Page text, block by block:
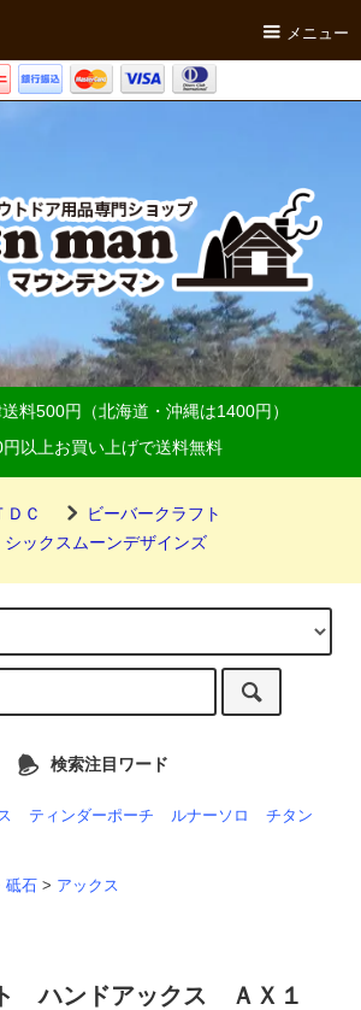
メニュー
料500円（北海道・沖縄は1400円）
以上お買い上げで送料無料
ＤＣ
ビーバークラフト
シックスムーンデザインズ
検索注目ワード
ティンダーポーチ ルナーソロ チタン
砥石 > アックス
ハンドアックス ＡＸ１